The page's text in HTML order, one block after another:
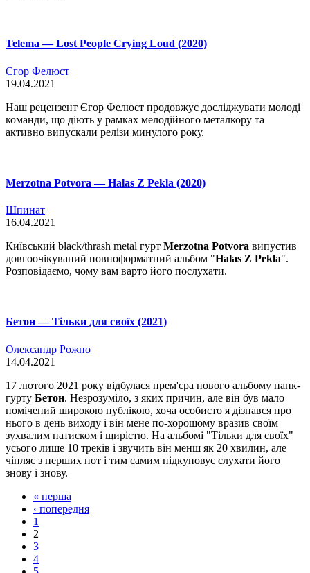
Telema — Lost People Crying Loud (2020)
Єгор Фелюст
19.04.2021
Наш рецензент Єгор Фелюст продовжує досліджувати молоді
команди, що діють у рамках мелодійного металкору та
активно випускали релізи минулого року.
Merzotna Potvora — Halas Z Pekla (2020)
Шпинат
16.04.2021
Київський black/thrash metal гурт Merzotna Potvora випустив
довгоочікуваний повноформатний альбом "Halas Z Pekla".
Розповідаємо, чому вам варто його послухати.
Бетон — Тільки для своїх (2021)
Олександр Рожно
14.04.2021
17 лютого 2021 року відбулася прем'єра нового альбому панк-
гурту Бетон. Незрозуміло, з яких причин, але він був мало
помічений широкою публікою, хоча особисто я дізнався про
нього в день виходу і він мене по-хорошому вразив своїм
зухвалим натиском і щирістю. На альбомі "Тільки для своїх"
усього лише 10 треків і звучить він менш як 20 хвилин, але
чіпляє з перших нот і тим самим підкуповує слухати його
знову і знову.
« перша
‹ попередня
1
2
3
4